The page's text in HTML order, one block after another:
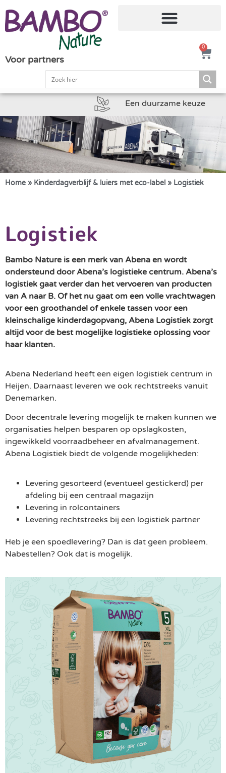
Voor partners
0
Een duurzame keuze
Home » Kinderdagverblijf & luiers met eco-label » Logistiek
Logistiek
Bambo Nature is een merk van Abena en wordt
ondersteund door Abena’s logistieke centrum. Abena’s
logistiek gaat verder dan het vervoeren van producten
van A naar B. Of het nu gaat om een volle vrachtwagen
voor een groothandel of enkele tassen voor een
kleinschalige kinderdagopvang, Abena Logistiek zorgt
altijd voor de best mogelijke logistieke oplossing voor
haar klanten.
Abena Nederland heeft een eigen logistiek centrum in
Heijen. Daarnaast leveren we ook rechtstreeks vanuit
Denemarken.
Door decentrale levering mogelijk te maken kunnen we
organisaties helpen besparen op opslagkosten,
ingewikkeld voorraadbeheer en afvalmanagement.
Abena Logistiek biedt de volgende mogelijkheden:
Levering gesorteerd (eventueel gestickerd) per
afdeling bij een centraal magazijn
Levering in rolcontainers
Levering rechtstreeks bij een logistiek partner
Heb je een spoedlevering? Dan is dat geen probleem.
Nabestellen? Ook dat is mogelijk.